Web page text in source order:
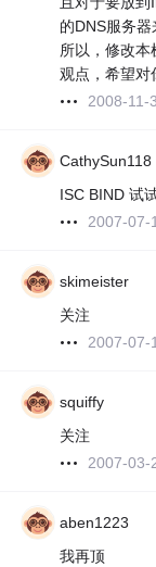
的DNS服务器
所以，修改
观点，希望对
2008-11-
CathySun118
ISC BIND 试
2007-07-
skimeister
关注
2007-07-
squiffy
关注
2007-03-
aben1223
我再顶